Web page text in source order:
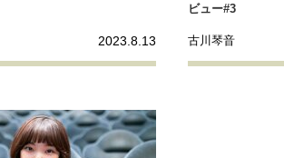
社会・カルチャー・マネー 地域
2023.8.13
ビュー#3
古川琴音